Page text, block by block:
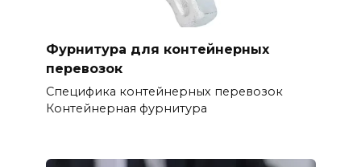
Фурнитура для контейнерных
перевозок
Специфика контейнерных перевозок
Контейнерная фурнитура